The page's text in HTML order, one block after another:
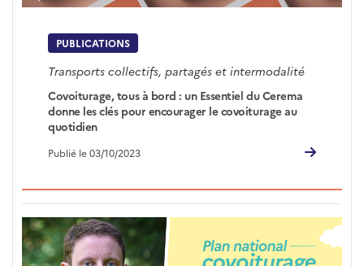
PUBLICATIONS
Transports collectifs, partagés et intermodalité
Covoiturage, tous à bord : un Essentiel du Cerema
donne les clés pour encourager le covoiturage au
quotidien
Publié le 03/10/2023